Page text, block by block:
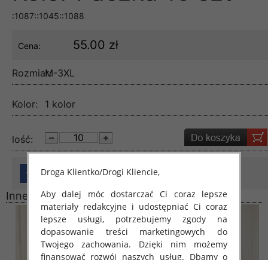
:1087::1045::1088
Cena: 55.00 zł
Rozmiar:M-3XL
Kolor: 1 kolor
lość:
Inne produkty
Droga Klientko/Drogi Kliencie,
Aby dalej móc dostarczać Ci coraz lepsze
materiały redakcyjne i udostępniać Ci coraz
lepsze usługi, potrzebujemy zgody na
dopasowanie treści marketingowych do
Twojego zachowania. Dzięki nim możemy
finansować rozwój naszych usług. Dbamy o